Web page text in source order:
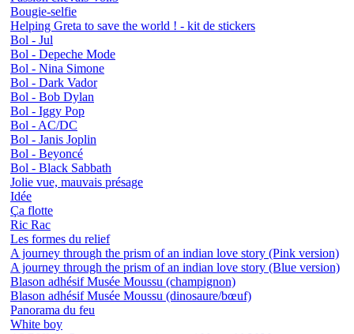
Bougie-selfie
Helping Greta to save the world ! - kit de stickers
Bol - Jul
Bol - Depeche Mode
Bol - Nina Simone
Bol - Dark Vador
Bol - Bob Dylan
Bol - Iggy Pop
Bol - AC/DC
Bol - Janis Joplin
Bol - Beyoncé
Bol - Black Sabbath
Jolie vue, mauvais présage
Idée
Ça flotte
Ric Rac
Les formes du relief
A journey through the prism of an indian love story (Pink version)
A journey through the prism of an indian love story (Blue version)
Blason adhésif Musée Moussu (champignon)
Blason adhésif Musée Moussu (dinosaure/bœuf)
Panorama du feu
White boy